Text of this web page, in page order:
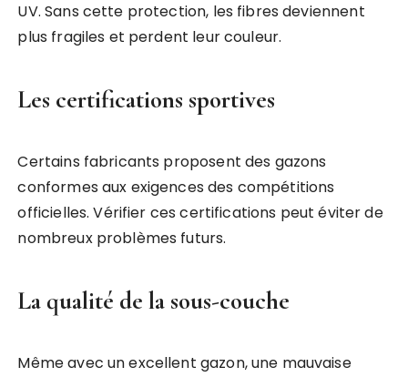
UV. Sans cette protection, les fibres deviennent
plus fragiles et perdent leur couleur.
Les certifications sportives
Certains fabricants proposent des gazons
conformes aux exigences des compétitions
officielles. Vérifier ces certifications peut éviter de
nombreux problèmes futurs.
La qualité de la sous-couche
Même avec un excellent gazon, une mauvaise